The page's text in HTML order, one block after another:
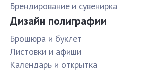
Брендирование и сувенирка
Дизайн полиграфии
Брошюра и буклет
Листовки и афиши
Календарь и открытка